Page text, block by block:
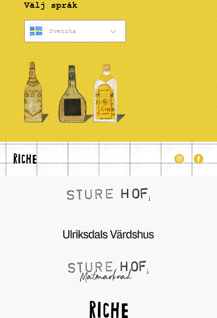
Välj språk
Svenska